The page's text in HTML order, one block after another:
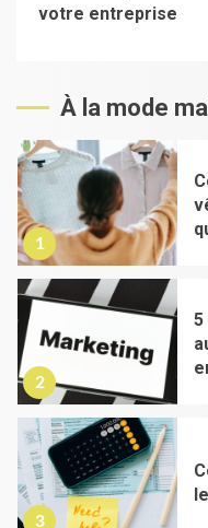
votre entreprise
À la mode
1
2
5
3